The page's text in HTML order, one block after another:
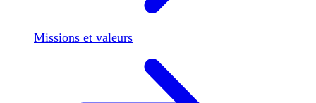
Missions et valeurs